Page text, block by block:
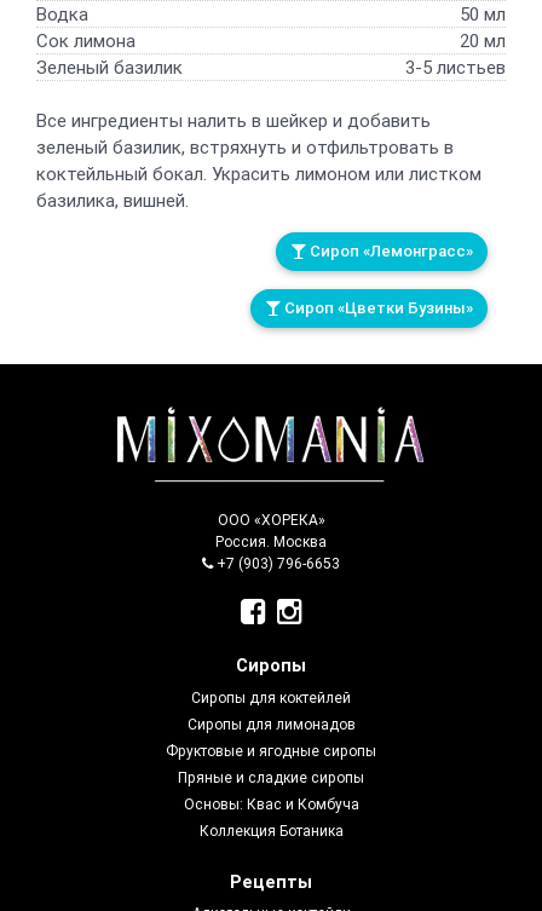
Водка
50 мл
Сок лимона
20 мл
Зеленый базилик
3-5 листьев
Все ингредиенты налить в шейкер и добавить
зеленый базилик, встряхнуть и отфильтровать в
коктейльный бокал. Украсить лимоном или листком
базилика, вишней.
Сироп «Лемонграсс»
Сироп «Цветки Бузины»
ООО «ХОРЕКА»
Россия. Москва
+7 (903) 796-6653
Сиропы
Сиропы для коктейлей
Сиропы для лимонадов
Фруктовые и ягодные сиропы
Пряные и сладкие сиропы
Основы: Квас и Комбуча
Коллекция Ботаника
Рецепты